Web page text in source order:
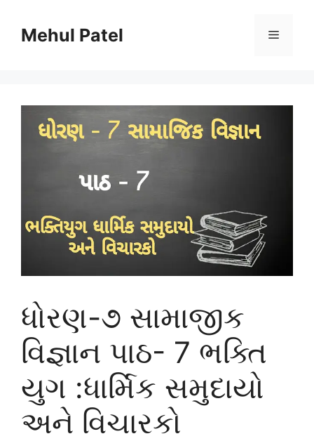
contentMehul Patel Menu
ધોરણ-૭ સામાજીક
વિજ્ઞાન પાઠ- 7 ભક્તિ
યુગ :ધાર્મિક સમુદાયો
અને વિચારકો